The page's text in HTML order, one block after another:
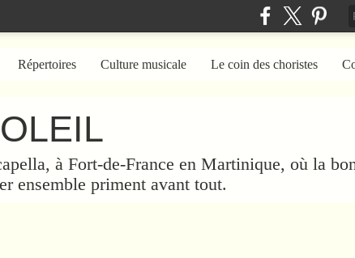
à Fort-de-France en Martinique, où la
ensemble priment avant tout.
Répertoires Culture musicale Le coin des choristes